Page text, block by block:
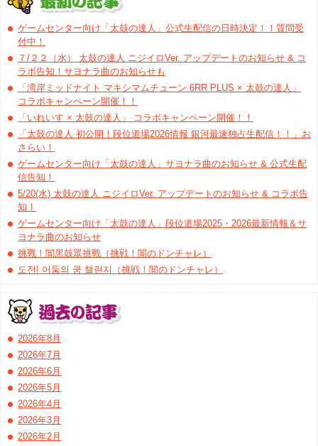
ゲームセンター向け「太鼓の達人」公式生配信の日時決定！！質問受
付中！
７/２２（水） 太鼓の達人 ニジイロVer. アップデートのお知らせ & コ
ラボ告知！サヨナラ曲のお知らせも
「湾岸ミッドナイト マキシマムチューン 6RR PLUS × 太鼓の達人」
コラボキャンペーン開催！！
「いれいす × 太鼓の達人」 コラボキャンペーン開催！！
「太鼓の達人 初公開！段位道場2026情報 銀河最速独占生配信！！」お
さらい！
ゲームセンター向け「太鼓の達人」サヨナラ曲のお知らせ & 公式生配
信告知！
5/20(水) 太鼓の達人 ニジイロVer. アップデートのお知らせ & コラボ告
知！
ゲームセンター向け「太鼓の達人」段位道場2025・2026最新情報＆サ
ヨナラ曲のお知らせ
挑戰！闇黑鼓眾挑戰（挑戦！闇のドンチャレ）
도전! 어둠의 쿵 챌린지（挑戦！闇のドンチャレ）
2026年8月
2026年7月
2026年6月
2026年5月
2026年4月
2026年3月
2026年2月